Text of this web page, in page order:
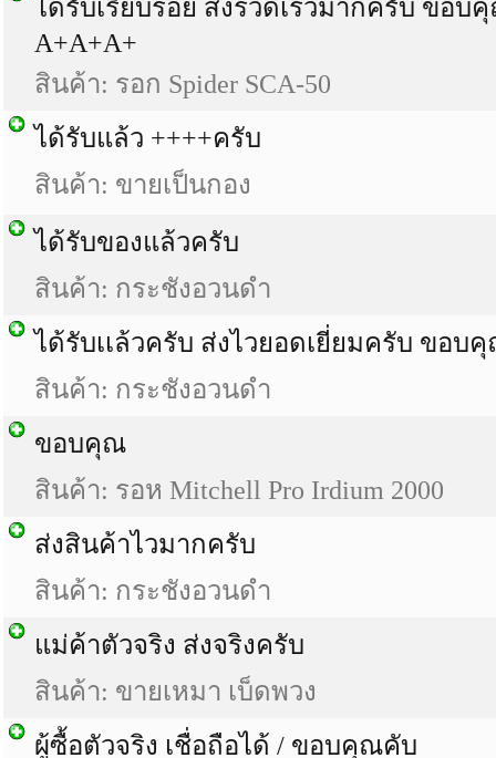
ได้รับเรียบร้อย ส่งรวดเร็วมากครับ ขอบ
A+A+A+
สินค้า: รอก Spider SCA-50
ได้รับแล้ว ++++ครับ
สินค้า: ขายเป็นกอง
ได้รับของแล้วครับ
สินค้า: กระชังอวนดำ
ได้รับเเล้วครับ ส่งไวยอดเยี่ยมครับ ขอบ
สินค้า: กระชังอวนดำ
ขอบคุณ
สินค้า: รอห Mitchell Pro Irdium 2000
ส่งสินค้าไวมากครับ
สินค้า: กระชังอวนดำ
แม่ค้าตัวจริง ส่งจริงครับ
สินค้า: ขายเหมา เบ็ดพวง
ผู้ซื้อตัวจริง เชื่อถือได้ / ขอบคุณคับ